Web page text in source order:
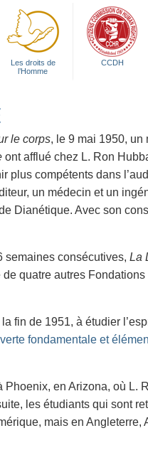
Les droits de
l’Homme
CCDH
le corps, le 9 mai 1950, un
ont afflué chez L. Ron
plus compétents dans
un médecin et un
Dianétique. Avec son
semaines consécutives, La
quatre autres
fin de 1951, à étudier
fondamentale et
en Arizona, où L.
les étudiants qui sont
mais en Angleterre,